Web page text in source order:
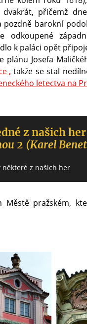
přičemž
barokní
odkoupené
k paláci opět
Josefa
, takže se stal
letectva na
z našich her
2 (Karel
některé z našich her
Městě pražském,